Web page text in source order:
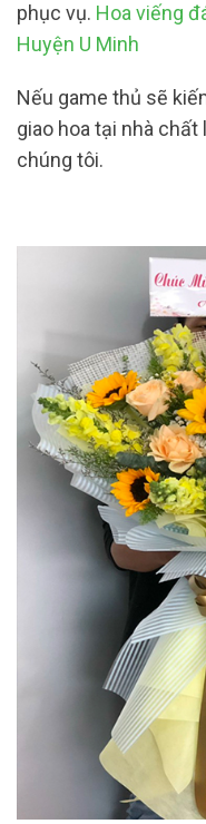
phục vụ. Hoa viếng
Huyện U Minh
Nếu game thủ sẽ
giao hoa tại nhà chất
chúng tôi.